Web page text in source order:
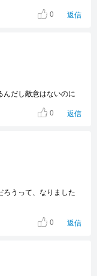
ろうって、なりました
0
返信
んだし敵意はないのに
0
返信
0 返信